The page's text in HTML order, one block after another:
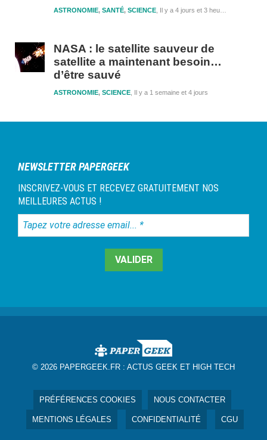
Il y a 4 jours et 3 heures
ASTRONOMIE, SANTÉ, SCIENCE
NASA : le satellite sauveur de
satellite a maintenant besoin…
d’être sauvé
Il y a 1 semaine et 4 jours
ASTRONOMIE, SCIENCE
NEWSLETTER PAPERGEEK
INSCRIVEZ-VOUS ET RECEVEZ GRATUITEMENT NOS
MEILLEURES ACTUS !
Tapez
votre
© 2026 PAPERGEEK.FR : ACTUS GEEK ET HIGH TECH
PRÉFÉRENCES COOKIES NOUS CONTACTER
MENTIONS LÉGALES CONFIDENTIALITÉ CGU